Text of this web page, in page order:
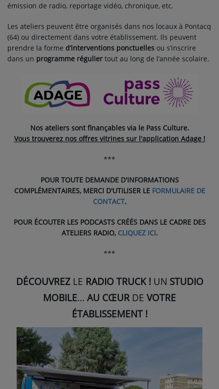
émission de radio, reportage vidéo, chronique, etc.
Les ateliers peuvent être organisés dans nos locaux à Pontacq
(64) ou directement dans votre établissement. Ils peuvent
prendre la forme d’interventions ponctuelles ou s’inscrire
dans un programme régulier tout au long de l’année scolaire.
Nos ateliers sont finançables via le Pass Culture.
Vous trouverez nos offres vitrines sur l'application Adage !
***
POUR TOUTE DEMANDE D'INFORMATIONS
COMPLÉMENTAIRES, MERCI D'UTILISER LE FORMULAIRE DE
CONTACT.
POUR ÉCOUTER LES PODCASTS CRÉÉS DANS LE CADRE DES
ATELIERS RADIO, CLIQUEZ ICI.
***
DÉCOUVREZ LE RADIO TRUCK ! UN STUDIO
MOBILE... AU CŒUR DE VOTRE
ÉTABLISSEMENT !